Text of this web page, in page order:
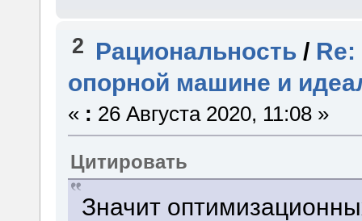
2 Рациональность /
опорной машине и
« : 26 Августа 2020, 11:08 »
Цитировать
Значит